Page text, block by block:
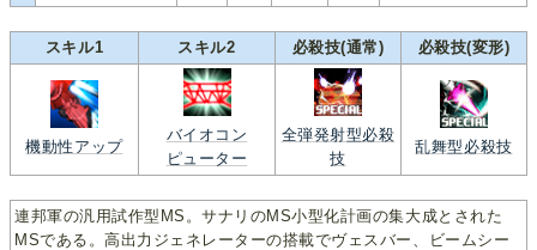
スキル1 スキル2 必殺技(通常) 必殺技(変形)
機動性アップ
バイオコン
ピューター
全弾発射型必殺
技
乱舞型必殺技
連邦軍の汎用試作型MS。サナリのMS小型化計画の集大成とされた
MSである。高出力ジェネレーターの搭載でヴェスバー、ビームシー